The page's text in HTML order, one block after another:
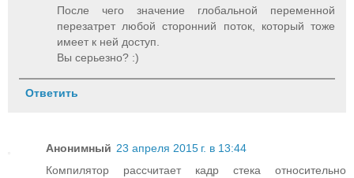
После чего значение глобальной переменной
перезатрет любой сторонний поток, который тоже
имеет к ней доступ.
Вы серьезно? :)
Ответить
Анонимный 23 апреля 2015 г. в 13:44
Компилятор рассчитает кадр стека относительно